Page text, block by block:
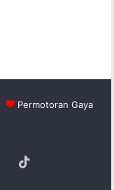
Permotoran Gaya